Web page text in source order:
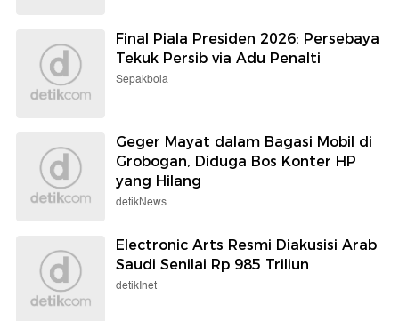
Final Piala Presiden 2026: Persebaya
Tekuk Persib via Adu Penalti
Sepakbola
Geger Mayat dalam Bagasi Mobil di
Grobogan, Diduga Bos Konter HP
yang Hilang
detikNews
Electronic Arts Resmi Diakusisi Arab
Saudi Senilai Rp 985 Triliun
detikInet